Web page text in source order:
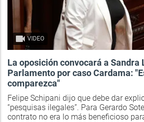
VIDEO
La oposición convocará a Sandra
Parlamento por caso Cardama:
comparezca"
Felipe Schipani dijo que debe dar
“pesquisas ilegales”. Para Gerardo
contrato no era lo más beneficioso